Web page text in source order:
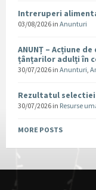
Intreruperi
03/08/2026 in Anunturi
ANUNȚ – Acțiune
țânțarilor adulți în
30/07/2026 in Anunturi,
Rezultatul
30/07/2026 in Resurse
MORE POSTS